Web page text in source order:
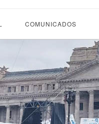
COMUNICADOS